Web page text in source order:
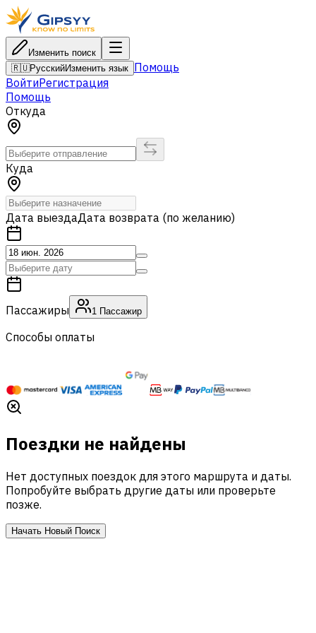
Изменить поиск
🇷🇺РусскийИзменить язык Помощь
ВойтиРегистрация
Помощь
Откуда
Куда
Дата выездаДата возврата (по желанию)
Пассажиры 1 Пассажир
Способы оплаты
Поездки не найдены
Нет доступных поездок для этого маршрута и даты.
Попробуйте выбрать другие даты или проверьте
позже.
Начать Новый Поиск